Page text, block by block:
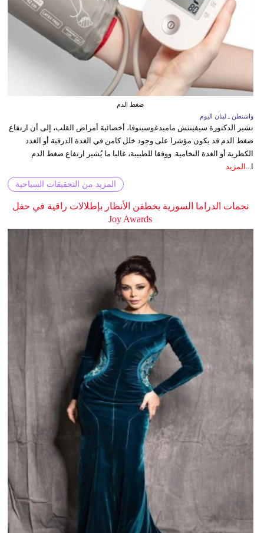
ضغط الدم
واشنطن ـ لبنان اليوم
تشير الدكتورة سيفينتش ماميدغوسينوفا، أخصائية أمراض القلب، إلى أن ارتفاع
ضغط الدم قد يكون مؤشرا على وجود خلل كامن في الغدة الدرقية أو الغدد
الكظرية أو الغدة النخامية. ووفقا للطبيبة، غالبا ما يُشير ارتفاع ضغط الدم
ا... المزيد
المزيد من التحقيقات السياحية
نجمات الدراما السورية يخطفن الأنظار بإطلالات راقية في حفل
Joy Awards